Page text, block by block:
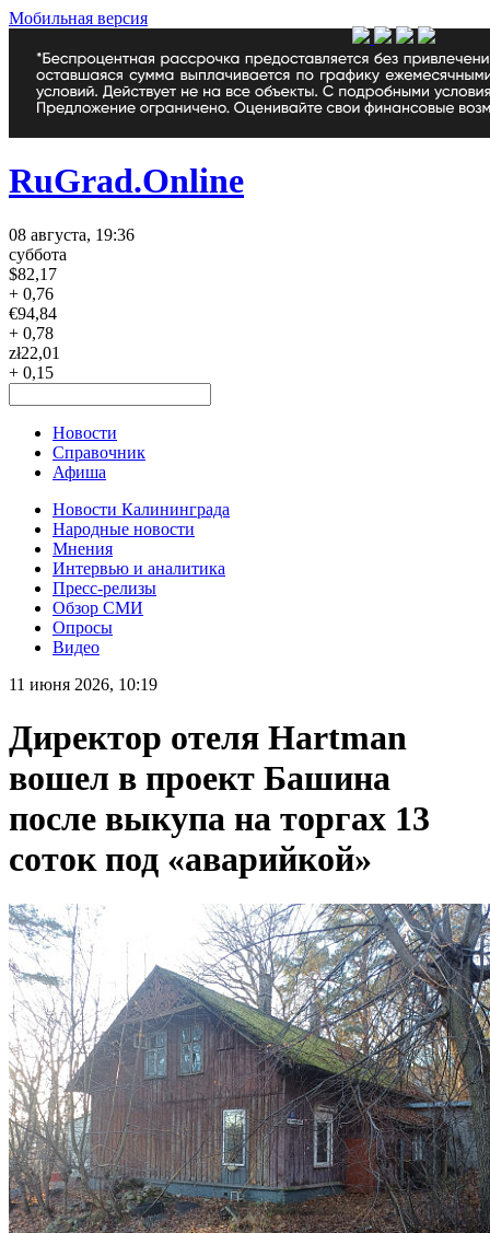
Мобильная версия
RuGrad.Online
08 августа, 19:36
суббота
$82,17
+ 0,76
€94,84
+ 0,78
zł22,01
+ 0,15
Новости
Справочник
Афиша
Новости Калининграда
Народные новости
Мнения
Интервью и аналитика
Пресс-релизы
Обзор СМИ
Опросы
Видео
11 июня 2026, 10:19
Директор отеля Hartman
вошел в проект Башина
после выкупа на торгах 13
соток под «аварийкой»